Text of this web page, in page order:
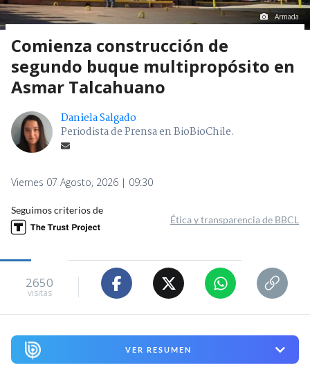
Armada
Comienza construcción de
segundo buque multipropósito en
Asmar Talcahuano
Daniela Salgado
Periodista de Prensa en BioBioChile.
Viernes 07 Agosto, 2026 | 09:30
Seguimos criterios de
Ética y transparencia de BBCL
2650
visitas
VER RESUMEN